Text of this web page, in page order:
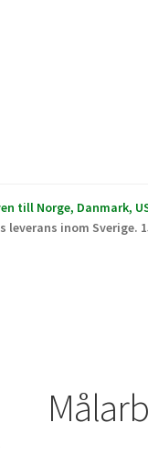
till Norge, Danmark,
leverans inom Sverige.